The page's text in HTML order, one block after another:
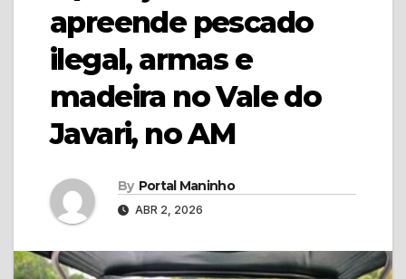
apreende pescado
ilegal, armas e
madeira no Vale do
Javari, no AM
By Portal Maninho
ABR 2, 2026